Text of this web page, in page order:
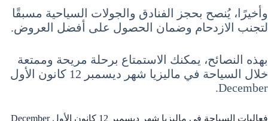
وأخيرًا، يُنصح بحجز الفنادق والجولات السياحية مسبقًا
لتجنب الازدحام وضمان الحصول على أفضل العروض.
بهذه النصائح، يمكنك الاستمتاع برحلة مريحة وممتعة
خلال السياحة في ماليزيا شهر ديسمبر 12 كانون الأول
December.
فعاليات السياحة في ماليزيا شهر ديسمبر 12 كانون الأول December